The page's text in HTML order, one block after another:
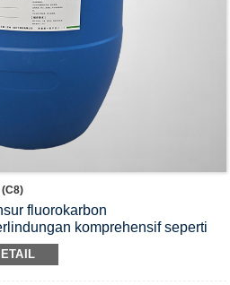
fluorokarbon
komprehensif seperti
mencegah debu.
yang dibeli, yaitu